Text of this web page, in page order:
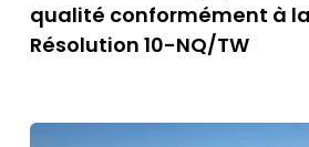
qualité conformément à la
Résolution 10-NQ/TW